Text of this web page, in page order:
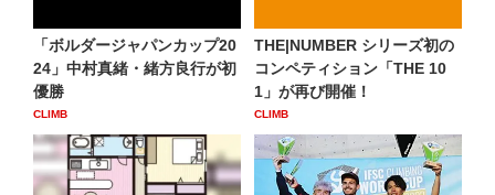
「ボルダージャパンカップ20
24」中村真緒・緒方良行が初
優勝
CLIMB
THE|NUMBER シリーズ初の
コンペティション「THE 10
1」が再び開催！
CLIMB